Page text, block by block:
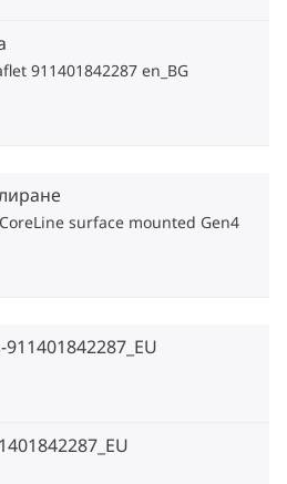
911401842287 en_BG
surface mounted Gen4